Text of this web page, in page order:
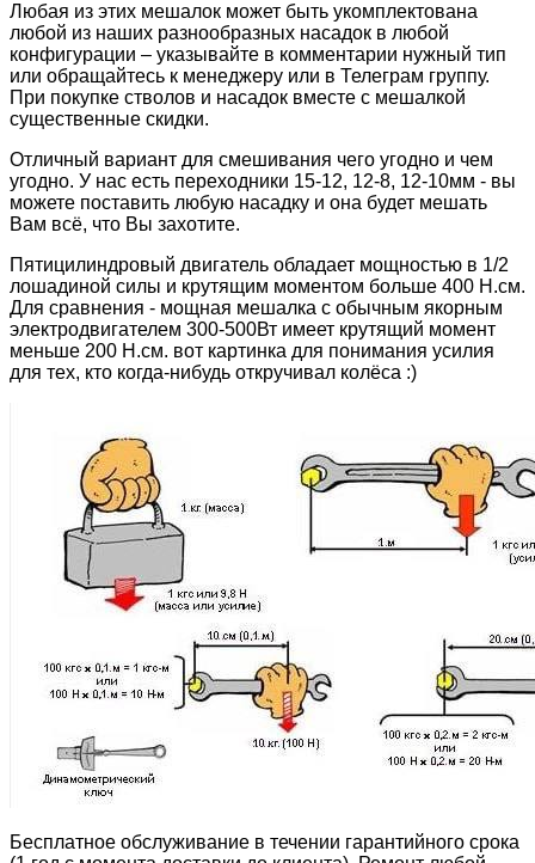
Любая из этих мешалок может быть укомплектована
любой из наших разнообразных насадок в любой
конфигурации – указывайте в комментарии нужный тип
или обращайтесь к менеджеру или в Телеграм группу.
При покупке стволов и насадок вместе с мешалкой
существенные скидки.
Отличный вариант для смешивания чего угодно и чем
угодно. У нас есть переходники 15-12, 12-8, 12-10мм - вы
можете поставить любую насадку и она будет мешать
Вам всё, что Вы захотите.
Пятицилиндровый двигатель обладает мощностью в 1/2
лошадиной силы и крутящим моментом больше 400 Н.см.
Для сравнения - мощная мешалка с обычным якорным
электродвигателем 300-500Вт имеет крутящий момент
меньше 200 Н.см. вот картинка для понимания усилия
для тех, кто когда-нибудь откручивал колёса :)
Бесплатное обслуживание в течении гарантийного срока